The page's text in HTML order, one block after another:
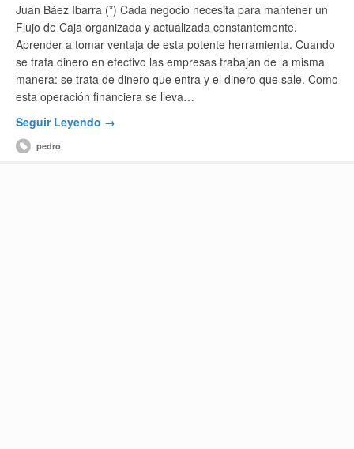
Juan Báez Ibarra (*) Cada negocio necesita para mantener un
Flujo de Caja organizada y actualizada constantemente.
Aprender a tomar ventaja de esta potente herramienta. Cuando
se trata dinero en efectivo las empresas trabajan de la misma
manera: se trata de dinero que entra y el dinero que sale. Como
esta operación financiera se lleva…
Seguir Leyendo →
pedro